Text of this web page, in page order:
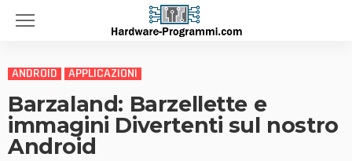
ANDROID APPLICAZIONI
Barzaland: Barzellette e
immagini Divertenti sul nostro
Android